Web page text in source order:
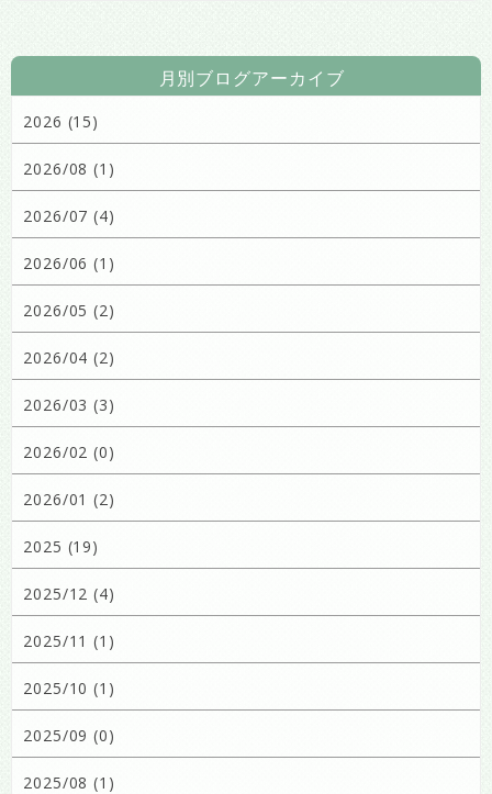
月別ブログアーカイブ
2026 (15)
2026/08 (1)
2026/07 (4)
2026/06 (1)
2026/05 (2)
2026/04 (2)
2026/03 (3)
2026/02 (0)
2026/01 (2)
2025 (19)
2025/12 (4)
2025/11 (1)
2025/10 (1)
2025/09 (0)
2025/08 (1)